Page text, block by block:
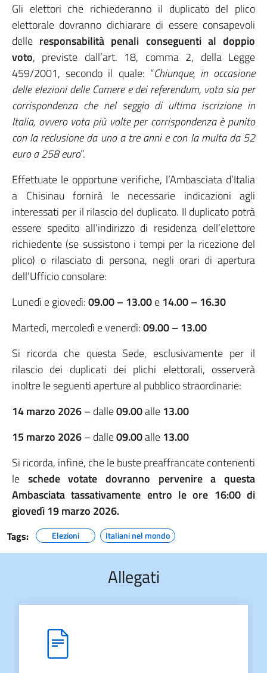
Gli elettori che richiederanno il duplicato del plico
elettorale dovranno dichiarare di essere consapevoli
delle responsabilità penali conseguenti al doppio
voto, previste dall’art. 18, comma 2, della Legge
459/2001, secondo il quale: “Chiunque, in occasione
delle elezioni delle Camere e dei referendum, vota sia per
corrispondenza che nel seggio di ultima iscrizione in
Italia, ovvero vota più volte per corrispondenza è punito
con la reclusione da uno a tre anni e con la multa da 52
euro a 258 euro”.
Effettuate le opportune verifiche, l’Ambasciata d’Italia
a Chisinau fornirà le necessarie indicazioni agli
interessati per il rilascio del duplicato. Il duplicato potrà
essere spedito all’indirizzo di residenza dell’elettore
richiedente (se sussistono i tempi per la ricezione del
plico) o rilasciato di persona, negli orari di apertura
dell’Ufficio consolare:
Lunedì e giovedì:09.00 – 13.00e14.00 – 16.30
Martedì, mercoledì e venerdì:09.00 – 13.00
Si ricorda che questa Sede, esclusivamente per il
rilascio dei duplicati dei plichi elettorali, osserverà
inoltre le seguenti aperture al pubblico straordinarie:
14 marzo 2026– dalle09.00alle13.00
15 marzo 2026– dalle09.00alle13.00
Si ricorda, infine, che le buste preaffrancate contenenti
le schede votate dovranno pervenire a questa
Ambasciata tassativamente entro le ore 16:00di
giovedì19 marzo 2026.
Tags: Elezioni Italiani nel mondo
Allegati